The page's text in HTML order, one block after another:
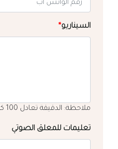
السيناريو*
ملاحظة: الدقيقة تعادل 100 كلمة باللغة العربية
تعليمات للمعلق الصوتي